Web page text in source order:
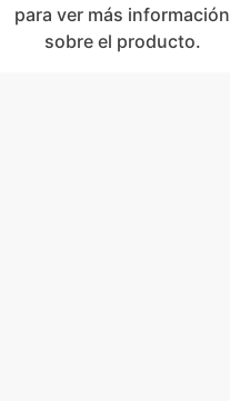
para ver más información
sobre el producto.